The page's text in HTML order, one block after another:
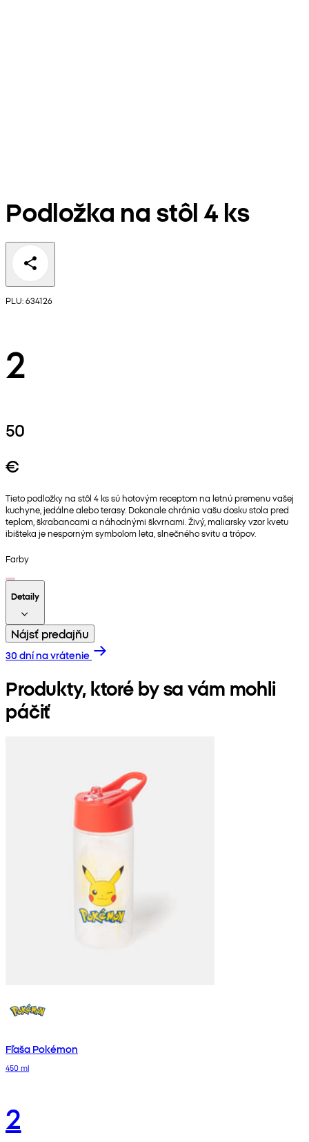
Podložka na stôl 4 ks
PLU: 634126
2
50
€
Tieto podložky na stôl 4 ks sú hotovým receptom na letnú premenu vašej
kuchyne, jedálne alebo terasy. Dokonale chránia vašu dosku stola pred
teplom, škrabancami a náhodnými škvrnami. Živý, maliarsky vzor kvetu
ibišteka je nesporným symbolom leta, slnečného svitu a trópov.
Farby
Detaily
Nájsť predajňu
30 dní na vrátenie
Produkty, ktoré by sa vám mohli
páčiť
Fľaša Pokémon
450 ml
2